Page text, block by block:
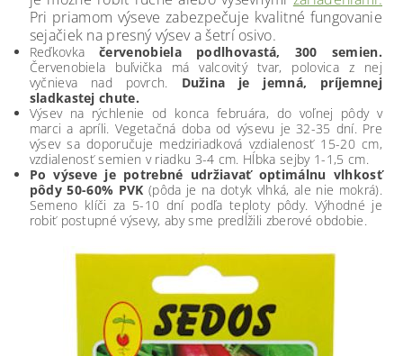
Pri priamom výseve zabezpečuje kvalitné fungovanie
sejačiek na presný výsev a šetrí osivo.
Reďkovka červenobiela podlhovastá, 300 semien.
Červenobiela buľvička má valcovitý tvar, polovica z nej
vyčnieva nad povrch. Dužina je jemná, príjemnej
sladkastej chute.
Výsev na rýchlenie od konca februára, do voľnej pôdy v
marci a apríli. Vegetačná doba od výsevu je 32-35 dní. Pre
výsev sa doporučuje medziriadková vzdialenosť 15-20 cm,
vzdialenosť semien v riadku 3-4 cm. Hĺbka sejby 1-1,5 cm.
Po výseve je potrebné udržiavať optimálnu vlhkosť
pôdy 50-60% PVK (pôda je na dotyk vlhká, ale nie mokrá).
Semeno klíči za 5-10 dní podľa teploty pôdy. Výhodné je
robiť postupné výsevy, aby sme predĺžili zberové obdobie.